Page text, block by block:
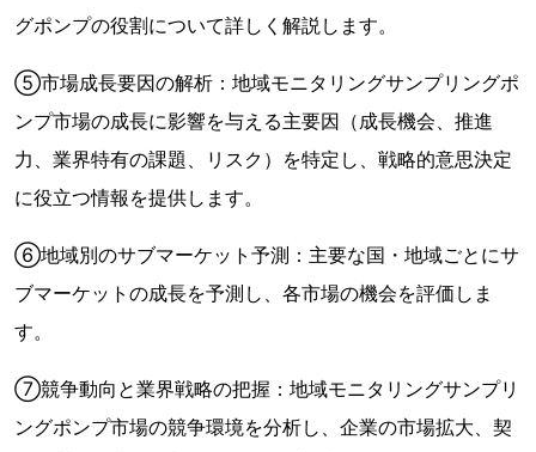
グポンプの役割について詳しく解説します。
⑤市場成長要因の解析：地域モニタリングサンプリングポ
ンプ市場の成長に影響を与える主要因（成長機会、推進
力、業界特有の課題、リスク）を特定し、戦略的意思決定
に役立つ情報を提供します。
⑥地域別のサブマーケット予測：主要な国・地域ごとにサ
ブマーケットの成長を予測し、各市場の機会を評価しま
す。
⑦競争動向と業界戦略の把握：地域モニタリングサンプリ
ングポンプ市場の競争環境を分析し、企業の市場拡大、契